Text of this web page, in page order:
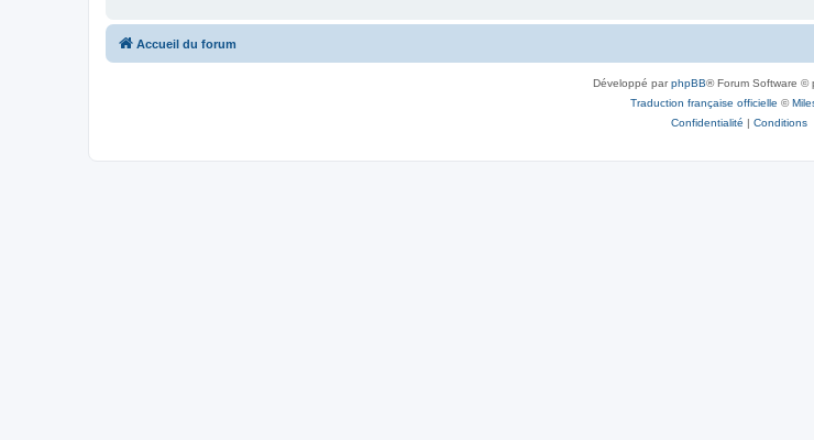
Accueil du forum
Développé parphpBB® Forum Software ©
Traduction française officielle ©
Confidentialité | Conditions